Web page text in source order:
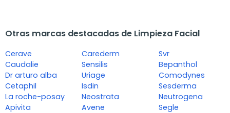
Otras marcas destacadas de Limpieza Facial
Cerave
Caudalie
Dr arturo alba
Cetaphil
La roche-posay
Apivita
Carederm
Sensilis
Uriage
Isdin
Neostrata
Avene
Svr
Bepanthol
Comodynes
Sesderma
Neutrogena
Segle